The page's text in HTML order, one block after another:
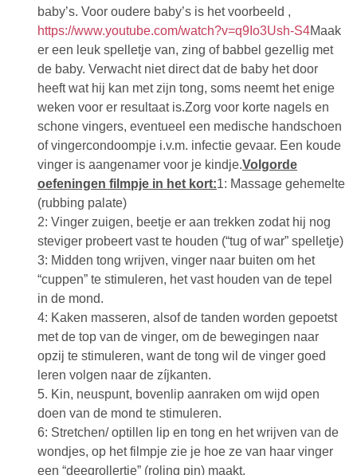
baby’s. Voor oudere baby’s is het voorbeeld ,
https://www.youtube.com/watch?v=q9Io3Ush-S4Maak
er een leuk spelletje van, zing of babbel gezellig met
de baby. Verwacht niet direct dat de baby het door
heeft wat hij kan met zijn tong, soms neemt het enige
weken voor er resultaat is.Zorg voor korte nagels en
schone vingers, eventueel een medische handschoen
of vingercondoompje i.v.m. infectie gevaar. Een koude
vinger is aangenamer voor je kindje.Volgorde
oefeningen filmpje in het kort:1: Massage gehemelte
(rubbing palate)
2: Vinger zuigen, beetje er aan trekken zodat hij nog
steviger probeert vast te houden (“tug of war” spelletje)
3: Midden tong wrijven, vinger naar buiten om het
“cuppen” te stimuleren, het vast houden van de tepel
in de mond.
4: Kaken masseren, alsof de tanden worden gepoetst
met de top van de vinger, om de bewegingen naar
opzij te stimuleren, want de tong wil de vinger goed
leren volgen naar de zíjkanten.
5. Kin, neuspunt, bovenlip aanraken om wijd open
doen van de mond te stimuleren.
6: Stretchen/ optillen lip en tong en het wrijven van de
wondjes, op het filmpje zie je hoe ze van haar vinger
een “deegrollertje” (roling pin) maakt.